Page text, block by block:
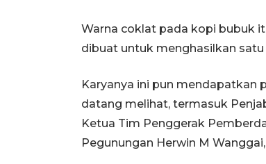
Warna coklat pada kopi bubuk
dibuat untuk menghasilkan satu
Karyanya ini pun mendapatkan
datang melihat, termasuk
Ketua Tim Penggerak
Pegunungan Herwin M